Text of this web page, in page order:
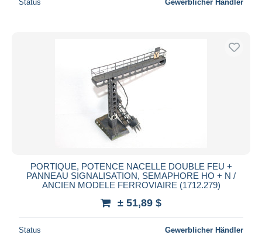
Status Gewerblicher Händler
PORTIQUE, POTENCE NACELLE DOUBLE FEU +
PANNEAU SIGNALISATION, SEMAPHORE HO + N /
ANCIEN MODELE FERROVIAIRE (1712.279)
± 51,89 $
Status Gewerblicher Händler